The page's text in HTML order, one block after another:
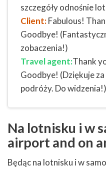
szczegóły odnośnie
Client:Fabulous!
Goodbye!
zobaczenia!)
Travel agent:Thank
Goodbye! (Dziękuje
podróży. Do widzenia!)
Na lotnisku i w
airport and on
Będąc na lotnisku i w